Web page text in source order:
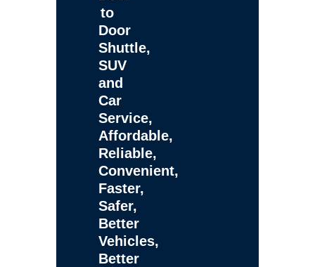
to
Door
Shuttle,
SUV
and
Car
Service,
Affordable,
Reliable,
Convenient,
Faster,
Safer,
Better
Vehicles,
Better